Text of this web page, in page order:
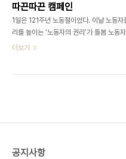
따끈따끈 캠페인
1일은 121주년 노동절이었다. 이날 노동자
리를 높이는 ‘노동자의 권리’가 돌봄 노동
금 더 먼 이야기다. 대부분 중고령 여성인 돌
를 빼내주고, 음식물 주입을 도와주고, 씻기
더보기
공지사항